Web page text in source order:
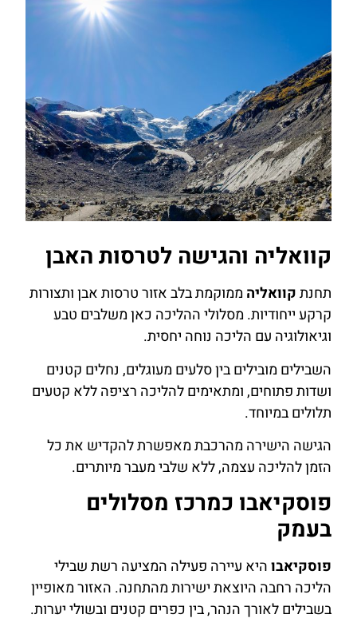
קוואליה והגישה לטרסות האבן
תחנתקוואליה ממוקמת בלב אזור טרסות אבן ותצורות
קרקע ייחודיות. מסלולי ההליכה כאן משלבים טבע
וגיאולוגיה עם הליכה נוחה יחסית.
השבילים מובילים בין סלעים מעוגלים, נחלים קטנים
ושדות פתוחים, ומתאימים להליכה רציפה ללא קטעים
תלולים במיוחד.
הגישה הישירה מהרכבת מאפשרת להקדיש את כל
הזמן להליכה עצמה, ללא שלבי מעבר מיותרים.
פוסקיאבו כמרכז מסלולים
בעמק
פוסקיאבוהיא עיירה פעילה המציעה רשת שבילי
הליכה רחבה היוצאת ישירות מהתחנה. האזור מאופיין
בשבילים לאורך הנהר, בין כפרים קטנים ובשולי יערות.